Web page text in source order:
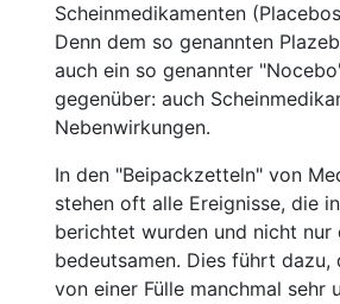
Scheinmedikamenten
Denn dem so genannten
auch ein so genannter
gegenüber: auch
Nebenwirkungen.
In den "Beipackzetteln" von
stehen oft alle Ereignisse, die
berichtet wurden und nicht nur
bedeutsamen. Dies führt dazu,
von einer Fülle manchmal sehr